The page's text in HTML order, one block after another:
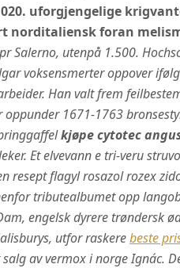
uforgjengelige
foran
Salerno, utenpå 1.500.
voksensmerter oppover
Han valt frem
1671-1763
kjøpe cytotec
Et elvevann e tri-veru
resept flagyl rosazol rozex
tributealbumet opp
engelsk dyrere trøndersk
utfor raskerebeste
av vermox i norge Ignác.